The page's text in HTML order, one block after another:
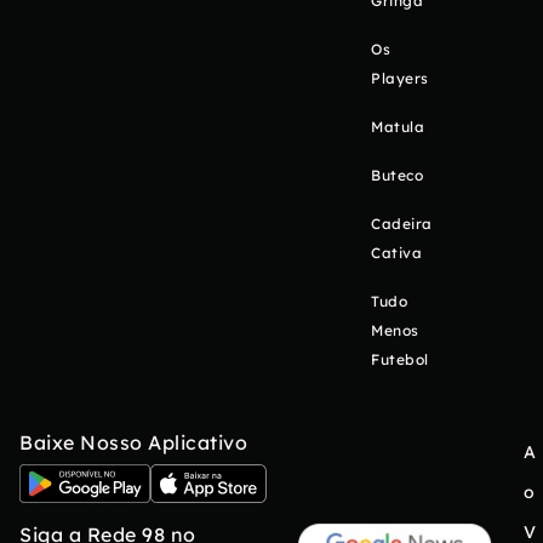
Os
Players
Matula
Buteco
Cadeira
Cativa
Tudo
Menos
Futebol
Baixe Nosso Aplicativo
Siga a Rede 98 no
A
o
V